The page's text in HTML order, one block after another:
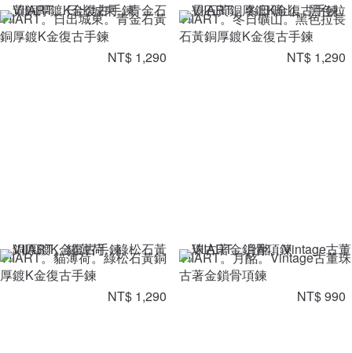
VIIART。日出城東。青金石黃
銅厚鍍K金復古手鍊
NT$ 1,290
VIIART。冬日礦山。黑色拉長
石黃銅厚鍍K金復古手鍊
NT$ 1,290
VIIART。貓薄荷。綠松石黃銅
厚鍍K金復古手鍊
NT$ 1,290
VIIART。月酩。Vintage古董珠
古著金鎖骨項鍊
NT$ 990